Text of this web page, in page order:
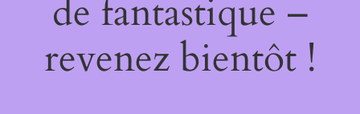
de fantastique –
revenez bientôt !